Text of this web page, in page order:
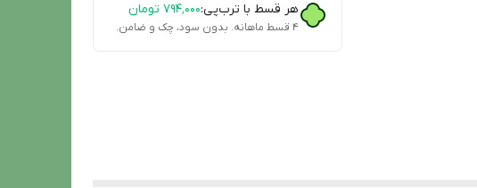
هر قسط با ترب‌پی:۷۹۴٬۰۰۰ تومان
۴ قسط ماهانه. بدون سود، چک و ضامن.